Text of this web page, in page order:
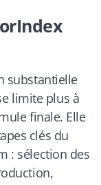
substantielle
limite plus à
finale. Elle
clés du
: sélection des